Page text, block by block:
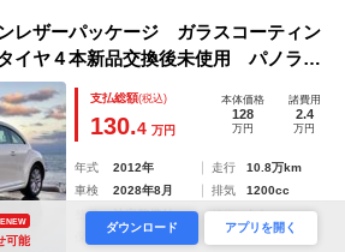
レザーパッケージ ガラスコーティン
イヤ４本新品交換後未使用 パノラマ
Ｂカメラ デイライト＆コーディン
ィーラー下取り車 フルオリジナル
支払総額(税込)
130.4 万円
本体価格
128
万円
諸費用
2.4
万円
年式 2012年 走行
10.8万km
車検
2028年8月 排気
1200cc
整備
法定整備付 修復
なし
保証無
可能
ダウンロード アプリを開く